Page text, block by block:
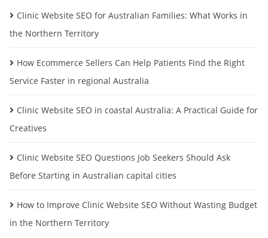
Clinic Website SEO for Australian Families: What Works in
the Northern Territory
How Ecommerce Sellers Can Help Patients Find the Right
Service Faster in regional Australia
Clinic Website SEO in coastal Australia: A Practical Guide for
Creatives
Clinic Website SEO Questions Job Seekers Should Ask
Before Starting in Australian capital cities
How to Improve Clinic Website SEO Without Wasting Budget
in the Northern Territory